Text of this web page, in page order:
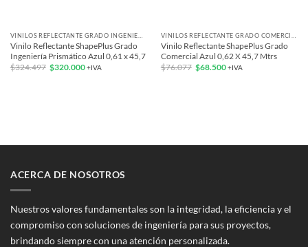
Vinilo Reflectante ShapePlus Grado
Ingeniería Prismático Azul 0,61 x 45,7
$324.497 El
precio
$320.000El+IVA
Vinilo Reflectante ShapePlus Grado
Comercial Azul 0,62 X 45,7 Mtrs
$76.077 El
precio
$68.500El+IVA
ACERCA DE NOSOTROS
Nuestros valores fundamentales son la integridad, la eficiencia y el
compromiso con soluciones de ingeniería para sus proyectos,
brindando siempre con una atención personalizada.